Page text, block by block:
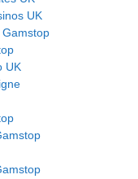
UK
Gamstop
UK